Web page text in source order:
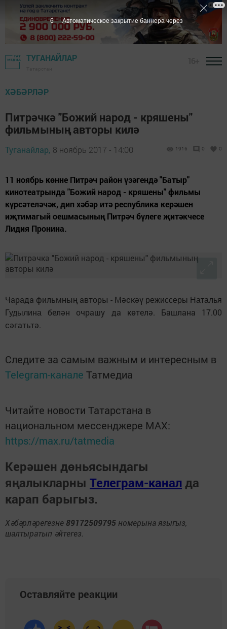
ТУГАНАЙЛАР
ХӘБӘРЛӘР
Питрәчкә "Божий народ - кряшены"
фильмының авторы килә
Туганайлар, 8 ноябрь 2017 - 14:00 1916 0 0
11 ноябрь көнне Питрәч район үзәгендә "Батыр"
кинотеатрында "Божий народ - кряшены" фильмы
күрсәтеләчәк, дип хәбәр итә республика керәшен
иҗтимагый оешмасының Питрәч бүлеге җитәкчесе
Лидия Пронина.
Чарада фильмның авторы - Мәскәү режиссеры Наталья
Гудылина
белән очрашу да көтелә. Башлана 17.00
сәгатьтә.
Следите за самым важным и интересным в
Telegram-канале Татмедиа
Читайте новости Татарстана в
национальном мессенджере MАХ:
https://max.ru/tatmedia
Керәшен дөньясындагы
яңалыкларны Телеграм-канал да
карап барыгыз.
Хәбәрләрегезне 89172509795 номерына языгыз,
шалтыратып әйтегез.
Оставляйте реакции
5 Автоматическое закрытие баннера через